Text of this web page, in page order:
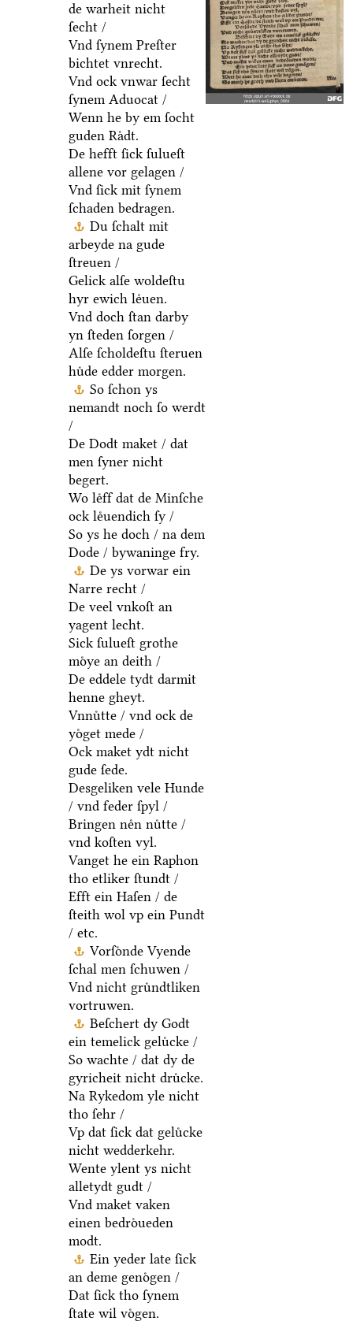
de warheit nicht
ſecht /
Vnd ſynem Preſter
bichtet vnrecht.
Vnd ock vnwar ſecht
ſynem Aduocat /
Wenn he by em ſocht
guden Raͤdt.
De hefft ſick ſulueſt
allene vor gelagen /
Vnd ſick mit ſynem
ſchaden bedragen.
Du ſchalt mit
arbeyde na gude
ſtreuen /
Gelick alſe woldeſtu
hyr ewich leͤuen.
Vnd doch ſtan darby
yn ſteden ſorgen /
Alſe ſcholdeſtu ſteruen
huͤde edder morgen.
So ſchon ys
nemandt noch ſo werdt
/
De Dodt maket / dat
men ſyner nicht
begert.
Wo leͤff dat de Minſche
ock leͤuendich ſy /
So ys he doch / na dem
Dode / bywaninge fry.
De ys vorwar ein
Narre recht /
De veel vnkoſt an
yagent lecht.
Sick ſulueſt grothe
moͤye an deith /
De eddele tydt darmit
henne gheyt.
Vnnuͤtte / vnd ock de
yoͤget mede /
Ock maket ydt nicht
gude ſede.
Desgeliken vele Hunde
/ vnd feder ſpyl /
Bringen neͤn nuͤtte /
vnd koſten vyl.
Vanget he ein Raphon
tho etliker ſtundt /
Efft ein Haſen / de
ſteith wol vp ein Pundt
/ etc.
Vorſoͤnde Vyende
ſchal men ſchuwen /
Vnd nicht gruͤndtliken
vortruwen.
Beſchert dy Godt
ein temelick geluͤcke /
So wachte / dat dy de
gyricheit nicht druͤcke.
Na Rykedom yle nicht
tho ſehr /
Vp dat ſick dat geluͤcke
nicht wedderkehr.
Wente ylent ys nicht
alletydt gudt /
Vnd maket vaken
einen bedroͤueden
modt.
Ein yeder late ſick
an deme genoͤgen /
Dat ſick tho ſynem
ſtate wil voͤgen.